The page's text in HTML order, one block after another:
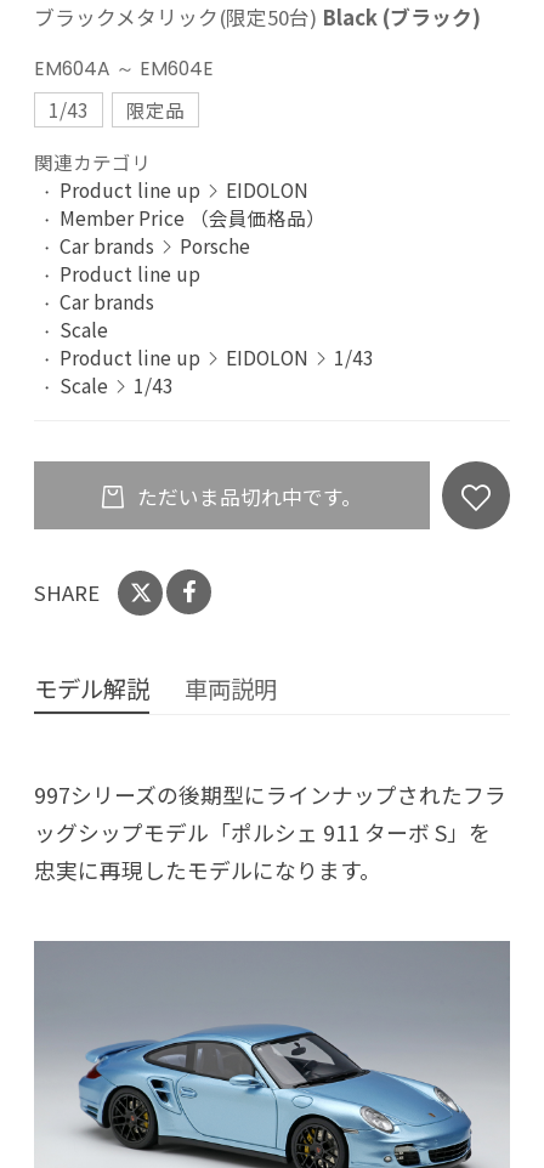
ブラックメタリック(限定50台) Black (ブラック)
EM604A ～ EM604E
1/43
限定品
関連カテゴリ
Product line up
EIDOLON
Member Price （会員価格品）
Car brands
Porsche
Product line up
Car brands
Scale
Product line up
EIDOLON
1/43
Scale
1/43
ただいま品切れ中です。
SHARE
モデル解説 車両説明
997シリーズの後期型にラインナップされたフラ
ッグシップモデル「ポルシェ 911 ターボ S」を
忠実に再現したモデルになります。